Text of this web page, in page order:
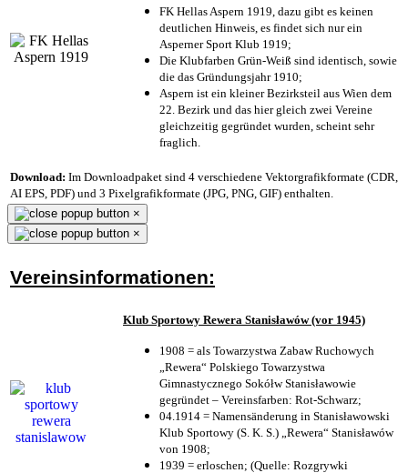
FK Hellas Aspern 1919, dazu gibt es keinen
deutlichen Hinweis, es findet sich nur ein
Asperner Sport Klub 1919;
Die Klubfarben Grün-Weiß sind identisch, sowie
die das Gründungsjahr 1910;
Aspern ist ein kleiner Bezirksteil aus Wien dem
22. Bezirk und das hier gleich zwei Vereine
gleichzeitig gegründet wurden, scheint sehr
fraglich.
Download: Im Downloadpaket sind 4 verschiedene Vektorgrafikformate (CDR,
AI EPS, PDF) und 3 Pixelgrafikformate (JPG, PNG, GIF) enthalten.
×
×
Vereinsinformationen:
Klub Sportowy Rewera Stanisławów (vor 1945)
1908 = als Towarzystwa Zabaw Ruchowych
„Rewera“ Polskiego Towarzystwa
Gimnastycznego Sokółw Stanisławowie
gegründet – Vereinsfarben: Rot-Schwarz;
04.1914 = Namensänderung in Stanisławowski
Klub Sportowy (S. K. S.) „Rewera“ Stanisławów
von 1908;
1939 = erloschen; (Quelle: Rozgrywki